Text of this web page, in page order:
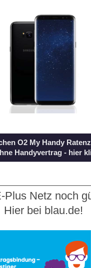
O2 My Handy
Handyvertrag - hier
Plus Netz noch
Hier bei blau.de!